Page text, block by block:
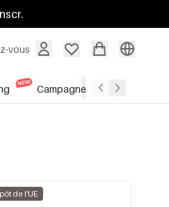
vous
Campagnes Soldes
de l'UE